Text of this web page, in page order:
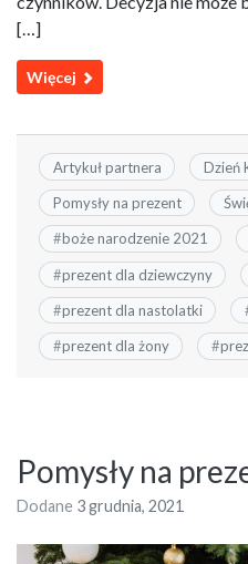
[…]
Więcej
Artykuł partnera Dzień
Pomysły na prezent
#boże narodzenie 2021
#prezent dla dziewczyny
#prezent dla nastolatki
#prezent dla żony #
Pomysły na
Dodane 3 grudnia, 2021